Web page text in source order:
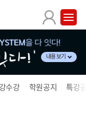
내용 보기
수강 학원공지 특강